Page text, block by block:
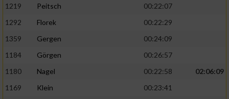
1219
Peitsch
00:22:07
1292
Florek
00:22:29
1359
Gergen
00:24:09
1184
Görgen
00:26:57
1180
Nagel 00:22:58
02:06:09
1169
Klein
00:23:41